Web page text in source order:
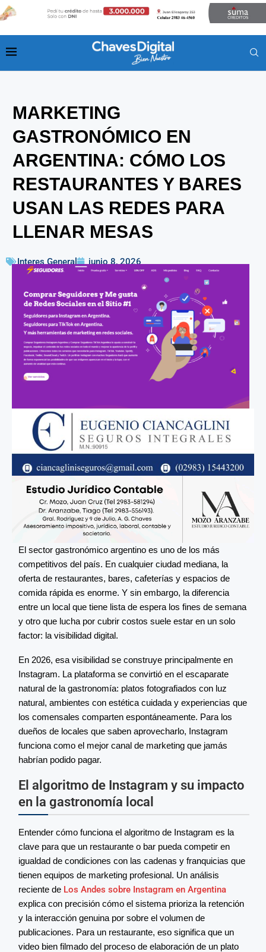
MARKETING
GASTRONÓMICO EN
ARGENTINA: CÓMO LOS
RESTAURANTES Y BARES
USAN LAS REDES PARA
LLENAR MESAS
Interes General junio 8, 2026
El sector gastronómico argentino es uno de los más
competitivos del país. En cualquier ciudad mediana, la
oferta de restaurantes, bares, cafeterías y espacios de
comida rápida es enorme. Y sin embargo, la diferencia
entre un local que tiene lista de espera los fines de semana
y otro que lucha por cubrir costos suele estar en un solo
factor: la visibilidad digital.
En 2026, esa visibilidad se construye principalmente en
Instagram. La plataforma se convirtió en el escaparate
natural de la gastronomía: platos fotografiados con luz
natural, ambientes con estética cuidada y experiencias que
los comensales comparten espontáneamente. Para los
dueños de locales que saben aprovecharlo, Instagram
funciona como el mejor canal de marketing que jamás
habrían podido pagar.
El algoritmo de Instagram y su impacto
en la gastronomía local
Entender cómo funciona el algoritmo de Instagram es la
clave para que un restaurante o bar pueda competir en
igualdad de condiciones con las cadenas y franquicias que
tienen equipos de marketing profesional. Un análisis
reciente de Los Andes sobre Instagram en Argentina
explica con precisión cómo el sistema prioriza la retención
y la interacción genuina por sobre el volumen de
publicaciones. Para un restaurante, eso significa que un
video bien filmado del proceso de elaboración de un plato